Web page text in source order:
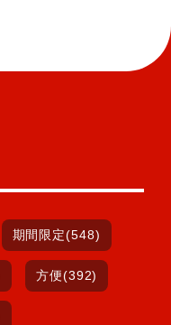
期間限定(548)
方便(392)